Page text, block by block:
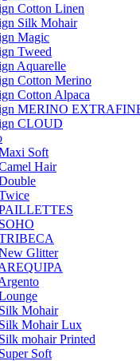
Cotton Linen
Silk Mohair
Magic
Tweed
Aquarelle
Cotton Merino
Cotton Alpaca
MERINO
CLOUD
Soft
Hair
Glitter
Mohair
Mohair Lux
mohair Printed
Soft